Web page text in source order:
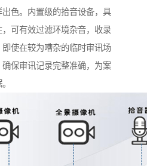
色。内置级的拾音设备，具
可有效过滤环境杂音，收录
使在较为嘈杂的临时审讯场
保审讯记录完整准确，为案